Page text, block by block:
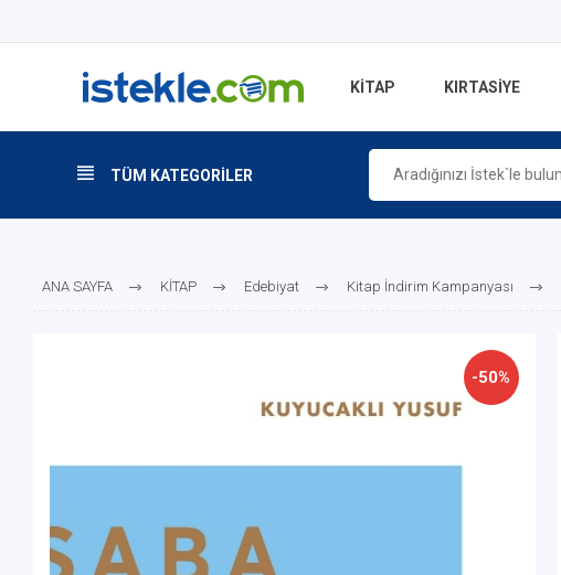
KİTAP KIRTASİYE
TÜM KATEGORİLER
ANA SAYFA KİTAP Edebiyat Kitap İndirim Kampanyası
-50%